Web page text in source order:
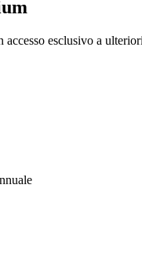
accesso esclusivo a